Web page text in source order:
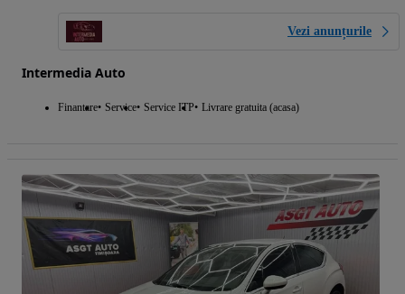
Vezi anunțurile
Intermedia Auto
Finantare Service Service ITP Livrare gratuita (acasa)